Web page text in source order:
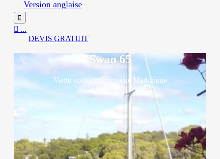
Version anglaise

 ...
DEVIS GRATUIT
Swan 65
Vente voilier monocoque Martinique